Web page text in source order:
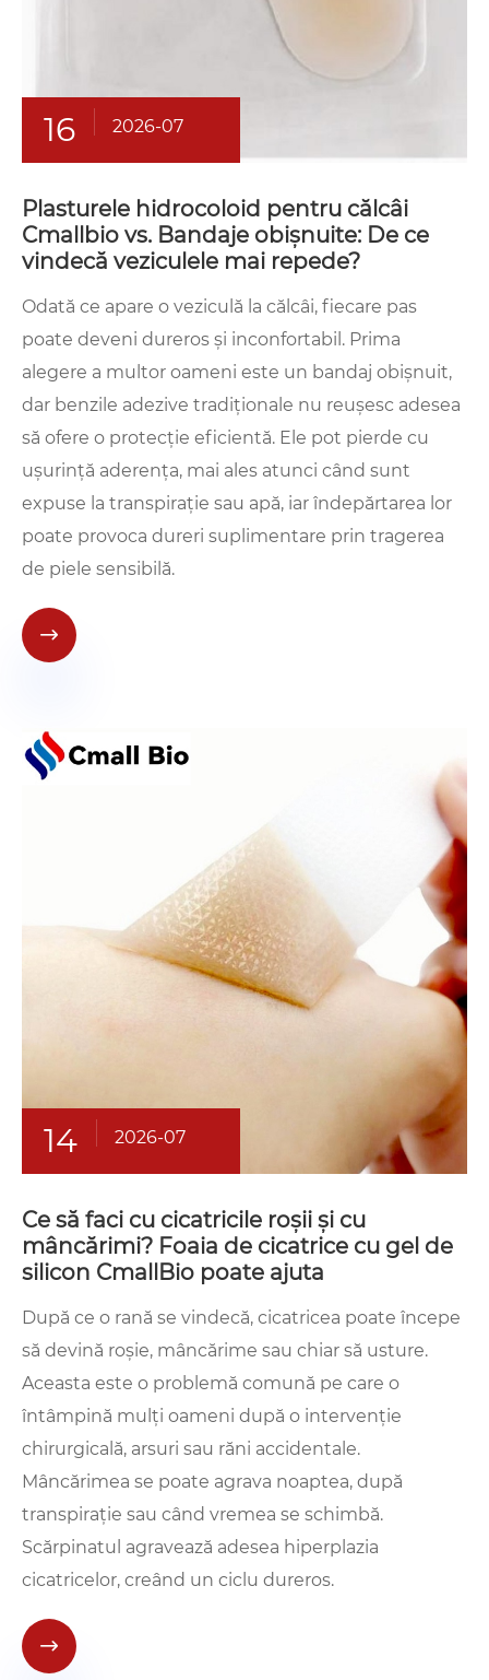
16 2026-07
Plasturele hidrocoloid pentru călcâi
Cmallbio vs. Bandaje obișnuite: De ce
vindecă veziculele mai repede?
Odată ce apare o veziculă la călcâi, fiecare pas
poate deveni dureros și inconfortabil. Prima
alegere a multor oameni este un bandaj obișnuit,
dar benzile adezive tradiționale nu reușesc adesea
să ofere o protecție eficientă. Ele pot pierde cu
ușurință aderența, mai ales atunci când sunt
expuse la transpirație sau apă, iar îndepărtarea lor
poate provoca dureri suplimentare prin tragerea
de piele sensibilă.

14 2026-07
Ce să faci cu cicatricile roșii și cu
mâncărimi? Foaia de cicatrice cu gel de
silicon CmallBio poate ajuta
După ce o rană se vindecă, cicatricea poate începe
să devină roșie, mâncărime sau chiar să usture.
Aceasta este o problemă comună pe care o
întâmpină mulți oameni după o intervenție
chirurgicală, arsuri sau răni accidentale.
Mâncărimea se poate agrava noaptea, după
transpirație sau când vremea se schimbă.
Scărpinatul agravează adesea hiperplazia
cicatricelor, creând un ciclu dureros.
